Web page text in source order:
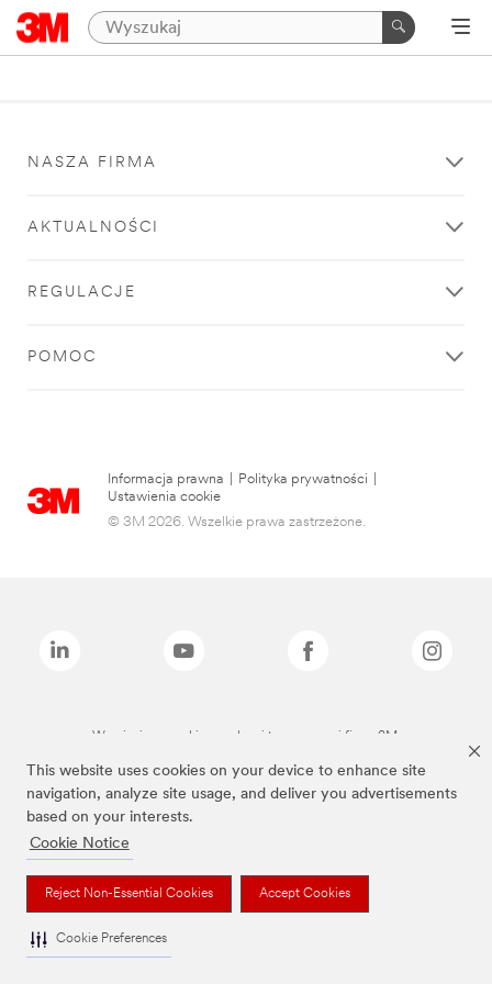
This website uses cookies on your device to enhance site
navigation, analyze site usage, and deliver you advertisements
based on your interests.
Cookie Notice
Reject Non-Essential Cookies Accept Cookies
Cookie Preferences
NASZA FIRMA
AKTUALNOŚCI
REGULACJE
POMOC
Informacja prawna Polityka prywatności
Ustawienia cookie
© 3M 2026. Wszelkie prawa zastrzeżone.
Wymienione marki są znakami towarowymi firmy 3M.